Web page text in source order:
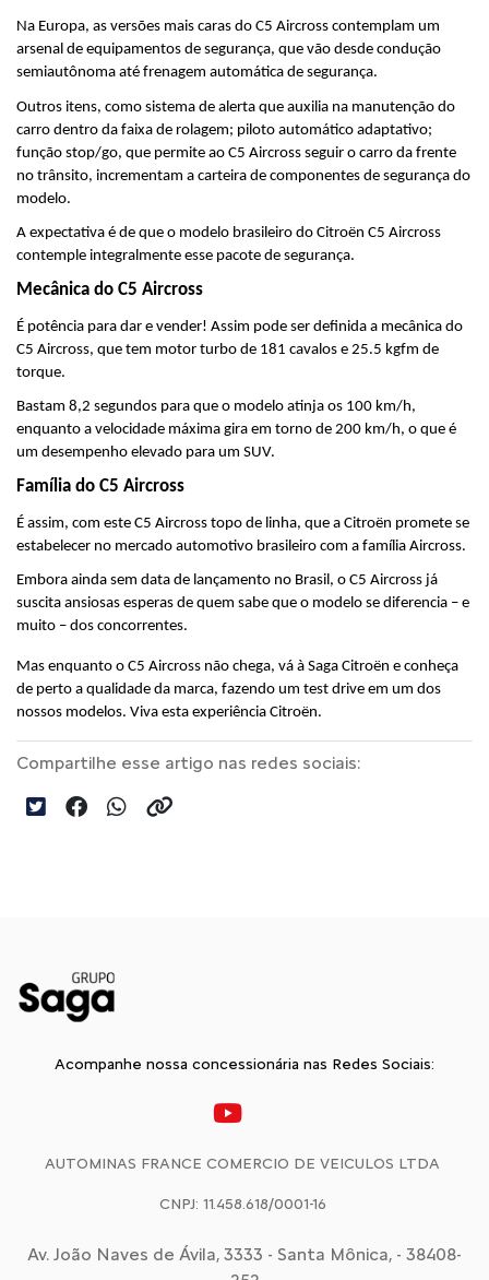
Na Europa, as versões mais caras do C5 Aircross contemplam um
arsenal de equipamentos de segurança, que vão desde condução
semiautônoma até frenagem automática de segurança.
Outros itens, como sistema de alerta que auxilia na manutenção do
carro dentro da faixa de rolagem; piloto automático adaptativo;
função stop/go, que permite ao C5 Aircross seguir o carro da frente
no trânsito, incrementam a carteira de componentes de segurança do
modelo.
A expectativa é de que o modelo brasileiro do Citroën C5 Aircross
contemple integralmente esse pacote de segurança.
Mecânica do C5 Aircross
É potência para dar e vender! Assim pode ser definida a mecânica do
C5 Aircross, que tem motor turbo de 181 cavalos e 25.5 kgfm de
torque.
Bastam 8,2 segundos para que o modelo atinja os 100 km/h,
enquanto a velocidade máxima gira em torno de 200 km/h, o que é
um desempenho elevado para um SUV.
Família do C5 Aircross
É assim, com este C5 Aircross topo de linha, que a Citroën promete se
estabelecer no mercado automotivo brasileiro com a família Aircross.
Embora ainda sem data de lançamento no Brasil, o C5 Aircross já
suscita ansiosas esperas de quem sabe que o modelo se diferencia – e
muito – dos concorrentes.
Mas enquanto o C5 Aircross não chega, vá à Saga Citroën e conheça
de perto a qualidade da marca, fazendo um test drive em um dos
nossos modelos. Viva esta experiência Citroën.
Compartilhe esse artigo nas redes sociais:
Acompanhe nossa concessionária nas Redes Sociais:
AUTOMINAS FRANCE COMERCIO DE VEICULOS LTDA
CNPJ: 11.458.618/0001-16
Av. João Naves de Ávila, 3333 - Santa Mônica, - 38408-